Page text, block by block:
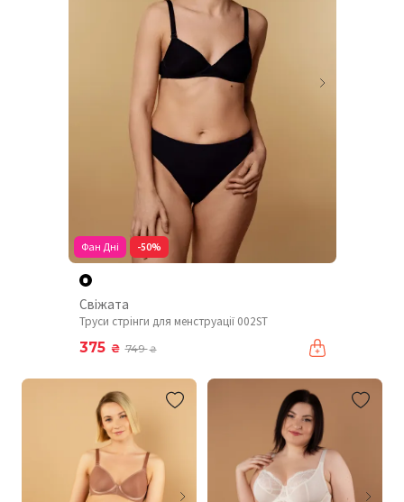
Фан Дні -50%
Свіжата
Труси стрінги для менструації 002ST
375 ₴ 749₴